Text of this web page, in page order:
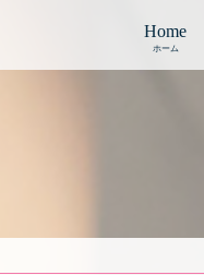
Home
ホーム